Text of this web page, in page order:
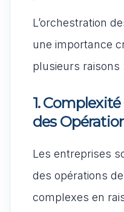
L’orchestration
une importance
plusieurs raisons
1.
des
Les entreprises
des opérations
complexes en